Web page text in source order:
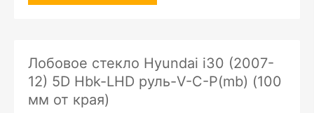
Лобовое стекло Hyundai i30 (2007-
12) 5D Hbk-LHD руль-V-C-P(mb) (100
мм от края)